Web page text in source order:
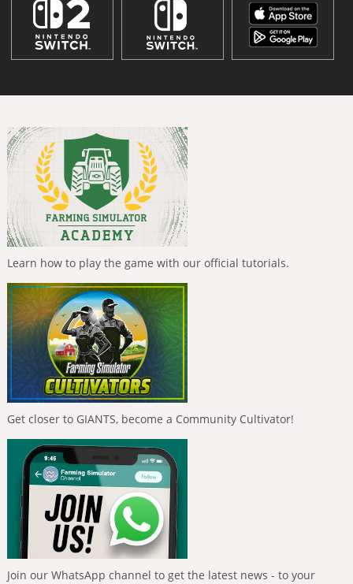
Learn how to play the game with our official tutorials.
Get closer to GIANTS, become a Community Cultivator!
Join our WhatsApp channel to get the latest news - to your